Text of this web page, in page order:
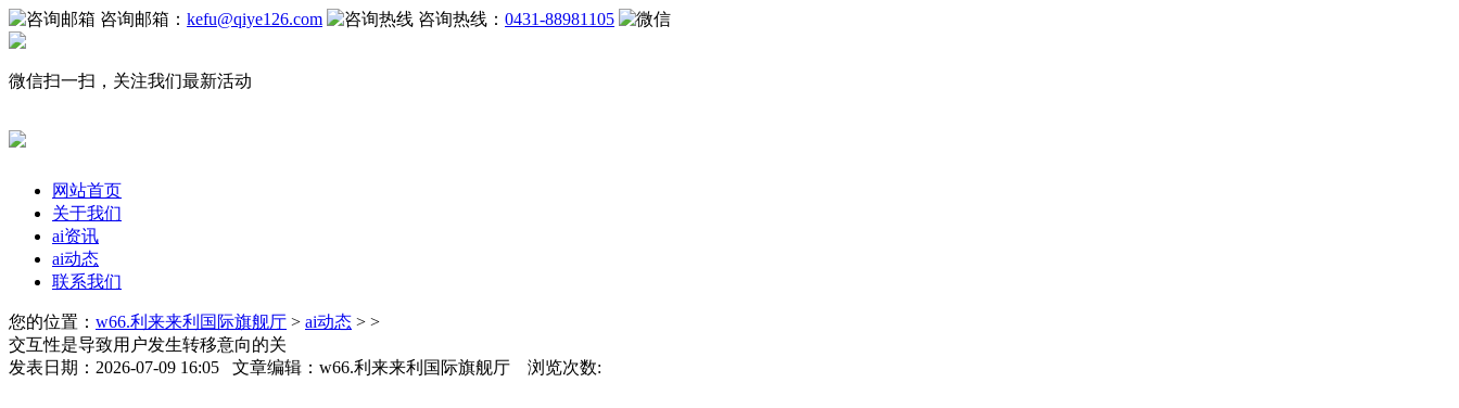
咨询邮箱： kefu@qiye126.com 咨询热线： 0431-88981105
微信扫一扫，关注我们最新活动
网站首页
关于我们
ai资讯
ai动态
联系我们
您的位置： w66.利来来利国际旗舰厅 > ai动态 > >
交互性是导致用户发生转移意向的关
发表日期：2026-07-09 16:05 文章编辑：w66.利来来利国际旗舰厅 浏览次数: